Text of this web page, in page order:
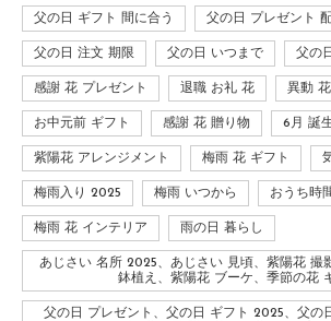
父の日 ギフト 間に合う 父の日 プレゼント
父の日 注文 期限 父の日 いつまで 父の
感謝 花 プレゼント 退職 お礼 花 異動
お中元前 ギフト 感謝 花 贈り物 6月 誕
紫陽花 アレンジメント 梅雨 花 ギフト
梅雨入り 2025 梅雨 いつから おうち時
梅雨 花 インテリア 雨の日 暮らし
あじさい 名所 2025、あじさい 見頃、紫陽花 撮
鉢植え、紫陽花 ブーケ、季節の花
父の日 プレゼント、父の日 ギフト 2025、父の